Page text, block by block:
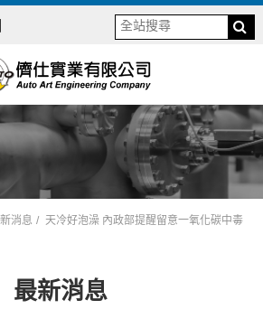
消息 天冷好泡澡 內政部提醒留意一氧化碳中毒
最新消息